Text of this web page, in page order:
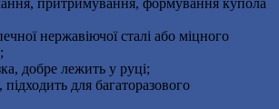
притримування, формування купола
нержавіючої сталі або міцного
добре лежить у руці;
підходить для багаторазового